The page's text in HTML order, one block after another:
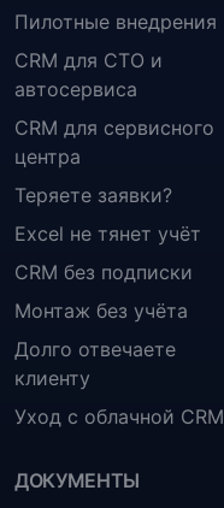
Пилотные внедрения
CRM для СТО и
автосервиса
CRM для сервисного
центра
Теряете заявки?
Excel не тянет учёт
CRM без подписки
Монтаж без учёта
Долго отвечаете
клиенту
Уход с облачной CRM
ДОКУМЕНТЫ